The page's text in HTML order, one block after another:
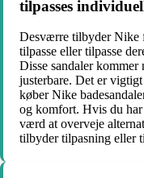
tilpasses
Desværre tilbyder Nike
tilpasse eller tilpasse
Disse sandaler kommer
justerbare. Det er
køber Nike
og komfort. Hvis du
værd at overveje
tilbyder tilpasning eller